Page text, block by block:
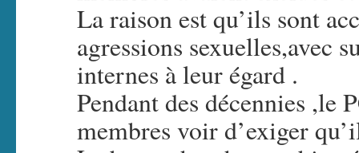
La raison est qu’ils sont
agressions sexuelles,avec
internes à leur égard .
Pendant des décennies ,le
membres voir d’exiger